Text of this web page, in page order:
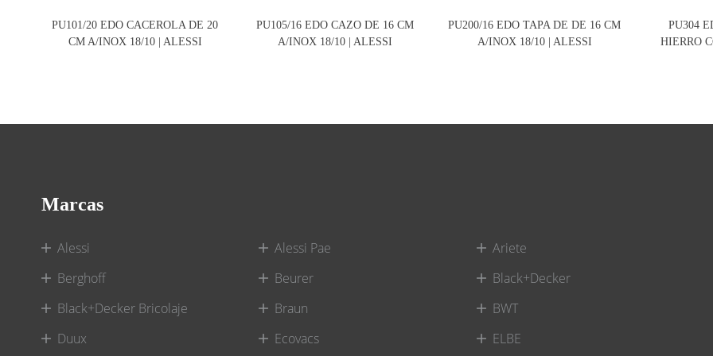
PU101/20 EDO CACEROLA DE 20
CM A/INOX 18/10 | ALESSI
PU105/16 EDO CAZO DE 16 CM
A/INOX 18/10 | ALESSI
PU200/16 EDO TAPA DE DE 16 CM
A/INOX 18/10 | ALESSI
PU304
HIERRO
Marcas
Alessi Alessi Pae
Ariete
Berghoff
Beurer
Black+Decker
Black+Decker Bricolaje
Braun
BWT
Duux
Ecovacs ELBE